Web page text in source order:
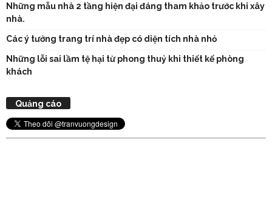
Những mẫu nhà 2 tầng hiện đại đáng tham khảo trước khi xây
nhà.
Các ý tưởng trang trí nhà đẹp có diện tích nhà nhỏ
Những lỗi sai lầm tệ hại từ phong thuỷ khi thiết kế phòng
khách
Quảng cáo